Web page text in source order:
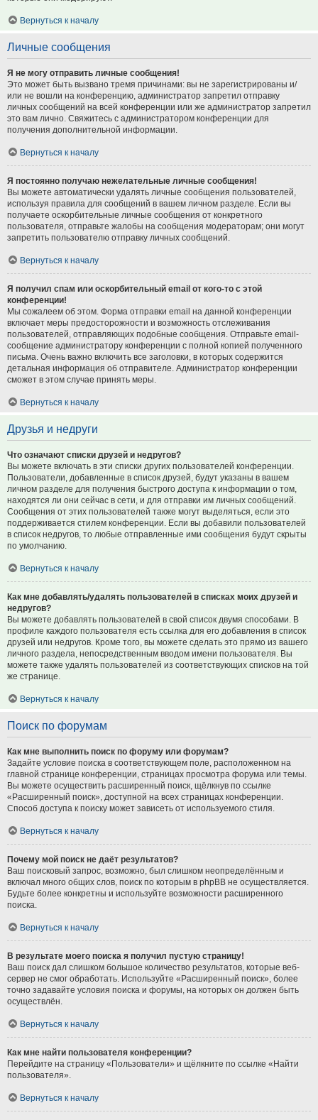
Вернуться к началу
Личные сообщения
Я не могу отправить личные сообщения!
Это может быть вызвано тремя причинами: вы не зарегистрированы и/
или не вошли на конференцию, администратор запретил отправку
личных сообщений на всей конференции или же администратор запретил
это вам лично. Свяжитесь с администратором конференции для
получения дополнительной информации.
Вернуться к началу
Я постоянно получаю нежелательные личные сообщения!
Вы можете автоматически удалять личные сообщения пользователей,
используя правила для сообщений в вашем личном разделе. Если вы
получаете оскорбительные личные сообщения от конкретного
пользователя, отправьте жалобы на сообщения модераторам; они могут
запретить пользователю отправку личных сообщений.
Вернуться к началу
Я получил спам или оскорбительный email от кого-то с этой
конференции!
Мы сожалеем об этом. Форма отправки email на данной конференции
включает меры предосторожности и возможность отслеживания
пользователей, отправляющих подобные сообщения. Отправьте email-
сообщение администратору конференции с полной копией полученного
письма. Очень важно включить все заголовки, в которых содержится
детальная информация об отправителе. Администратор конференции
сможет в этом случае принять меры.
Вернуться к началу
Друзья и недруги
Что означают списки друзей и недругов?
Вы можете включать в эти списки других пользователей конференции.
Пользователи, добавленные в список друзей, будут указаны в вашем
личном разделе для получения быстрого доступа к информации о том,
находятся ли они сейчас в сети, и для отправки им личных сообщений.
Сообщения от этих пользователей также могут выделяться, если это
поддерживается стилем конференции. Если вы добавили пользователей
в список недругов, то любые отправленные ими сообщения будут скрыты
по умолчанию.
Вернуться к началу
Как мне добавлять/удалять пользователей в списках моих друзей и
недругов?
Вы можете добавлять пользователей в свой список двумя способами. В
профиле каждого пользователя есть ссылка для его добавления в список
друзей или недругов. Кроме того, вы можете сделать это прямо из вашего
личного раздела, непосредственным вводом имени пользователя. Вы
можете также удалять пользователей из соответствующих списков на той
же странице.
Вернуться к началу
Поиск по форумам
Как мне выполнить поиск по форуму или форумам?
Задайте условие поиска в соответствующем поле, расположенном на
главной странице конференции, страницах просмотра форума или темы.
Вы можете осуществить расширенный поиск, щёлкнув по ссылке
«Расширенный поиск», доступной на всех страницах конференции.
Способ доступа к поиску может зависеть от используемого стиля.
Вернуться к началу
Почему мой поиск не даёт результатов?
Ваш поисковый запрос, возможно, был слишком неопределённым и
включал много общих слов, поиск по которым в phpBB не осуществляется.
Будьте более конкретны и используйте возможности расширенного
поиска.
Вернуться к началу
В результате моего поиска я получил пустую страницу!
Ваш поиск дал слишком большое количество результатов, которые веб-
сервер не смог обработать. Используйте «Расширенный поиск», более
точно задавайте условия поиска и форумы, на которых он должен быть
осуществлён.
Вернуться к началу
Как мне найти пользователя конференции?
Перейдите на страницу «Пользователи» и щёлкните по ссылке «Найти
пользователя».
Вернуться к началу